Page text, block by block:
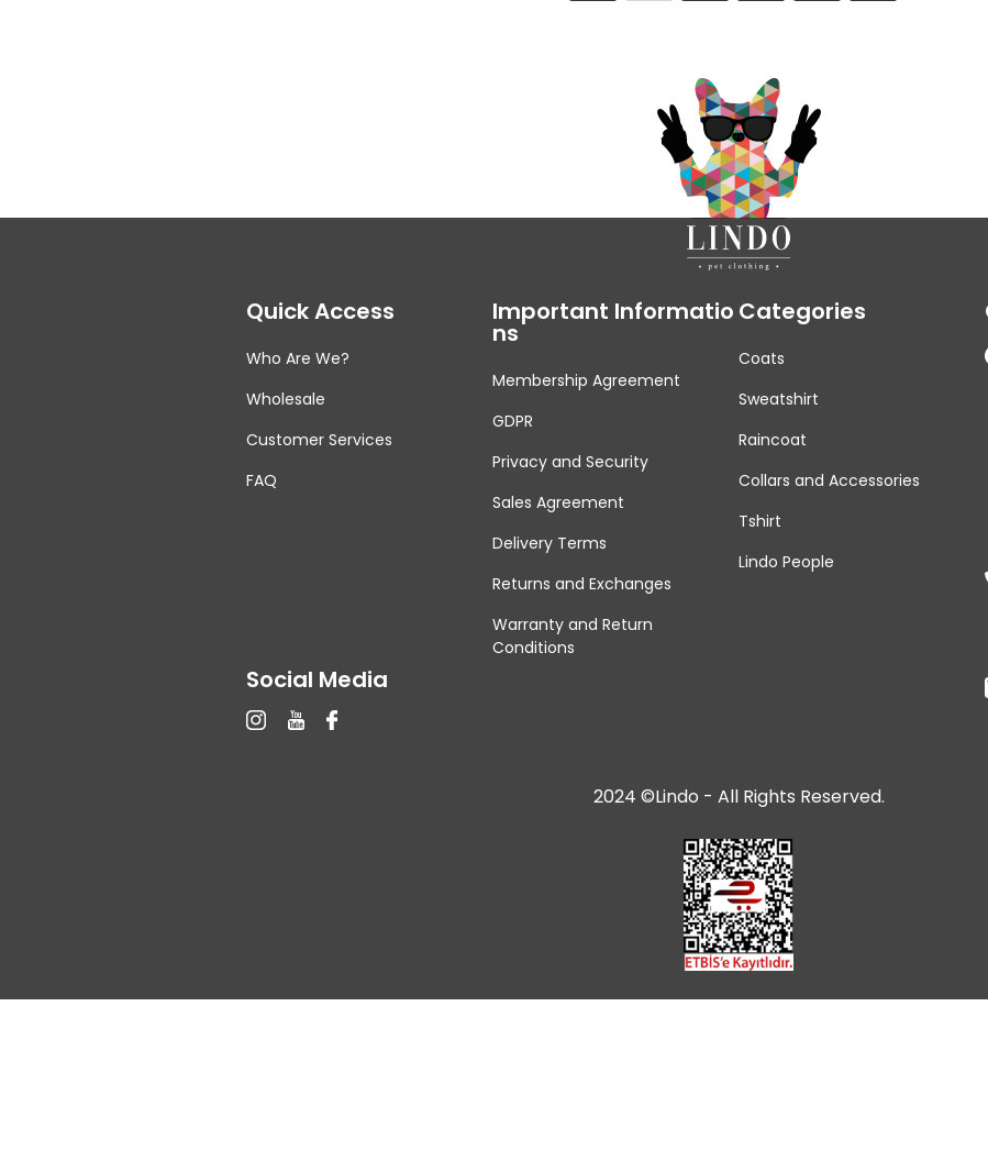
Quick Access
Who Are We?
Wholesale
Customer Services
FAQ
Important Informatio
Ns
Membership Agreement
GDPR
Privacy and Security
Sales Agreement
Delivery Terms
Returns and Exchanges
Warranty and Return
Conditions
Categories
Coats
Sweatshirt
Raincoat
Collars and Accessories
Tshirt
Lindo People
Social Media
2024 ©Lindo - All Rights Reserved.